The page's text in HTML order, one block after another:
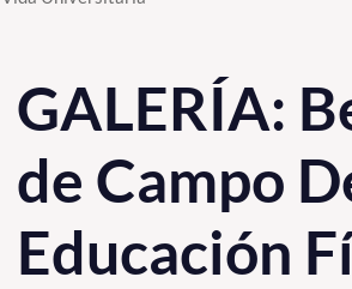
GALERÍA:
de Campo
Educación